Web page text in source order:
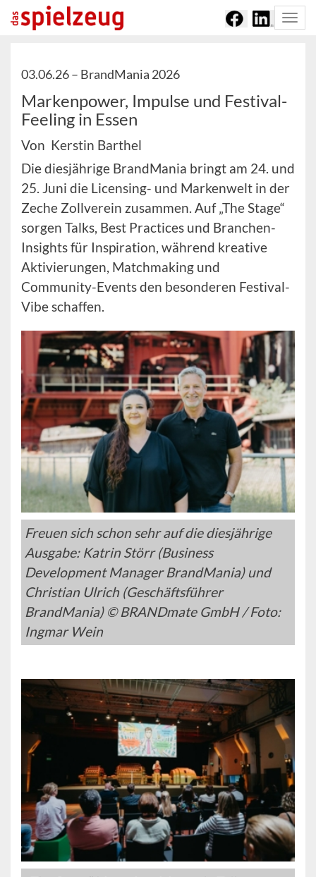
03.06.26 – BrandMania 2026
Markenpower, Impulse und Festival-
Feeling in Essen
Von Kerstin Barthel
Die diesjährige BrandMania bringt am 24. und
25. Juni die Licensing- und Markenwelt in der
Zeche Zollverein zusammen. Auf „The Stage“
sorgen Talks, Best Practices und Branchen-
Insights für Inspiration, während kreative
Aktivierungen, Matchmaking und
Community-Events den besonderen Festival-
Vibe schaffen.
Freuen sich schon sehr auf die diesjährige
Ausgabe: Katrin Störr (Business
Development Manager BrandMania) und
Christian Ulrich (Geschäftsführer
BrandMania) © BRANDmate GmbH / Foto:
Ingmar Wein